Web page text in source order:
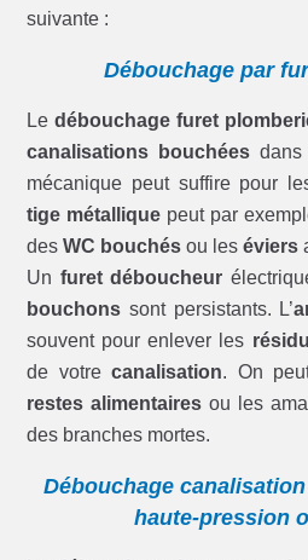
suivante :
Débouchage par
Ledébouchage furet
canalisations bouchées
mécanique peut suffire pour
tige métallique peut par
desWC bouchés ou leséviers
Un furet déboucheur
bouchons sont persistants. L’
souvent pour enlever les
de votrecanalisation. On
restes alimentaires ou les
des branches mortes.
Débouchage
haute-pression